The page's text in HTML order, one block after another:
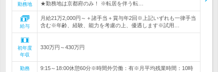
勤務地
★勤務地は京都府のみ！ ※転居を伴う転…
給与
月給21万2,000円～＋諸手当＋賞与年2回※上記いずれも一律手当
含む※年齢、経験、能力を考慮の上、優遇します※試用…
初年度
年収
330万円～430万円
勤務
9:15～18:00休憩60分※時間外労働：有※月平均残業時間：10時